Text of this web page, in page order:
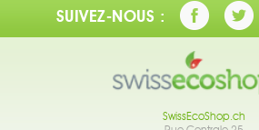
SUIVEZ-NOUS :
SwissEcoShop.ch